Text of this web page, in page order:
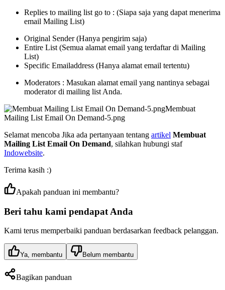
Replies to mailing list go to : (Siapa saja yang dapat menerima
email Mailing List)
Original Sender (Hanya pengirim saja)
Entire List (Semua alamat email yang terdaftar di Mailing
List)
Specific Emailaddress (Hanya alamat email tertentu)
Moderators : Masukan alamat email yang nantinya sebagai
moderator di mailing list Anda.
Membuat
Mailing List Email On Demand-5.png
Selamat mencoba Jika ada pertanyaan tentang artikel Membuat
Mailing List Email On Demand, silahkan hubungi staf
Indowebsite.
Terima kasih :)
Apakah panduan ini membantu?
Beri tahu kami pendapat Anda
Kami terus memperbaiki panduan berdasarkan feedback pelanggan.
Ya, membantu Belum membantu
Bagikan panduan